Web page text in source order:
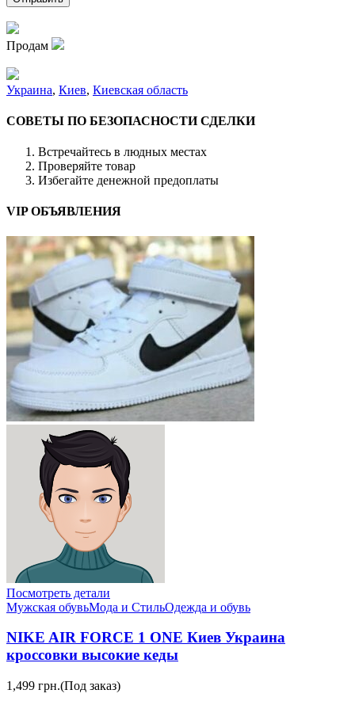
Продам
Украина, Киев, Киевская область
СОВЕТЫ ПО БЕЗОПАСНОСТИ СДЕЛКИ
Встречайтесь в людных местах
Проверяйте товар
Избегайте денежной предоплаты
VIP ОБЪЯВЛЕНИЯ
Посмотреть детали
Мужская обувьМода и СтильОдежда и обувь
NIKE AIR FORCE 1 ONE Киев Украина
кроссовки высокие кеды
1,499 грн.(Под заказ)